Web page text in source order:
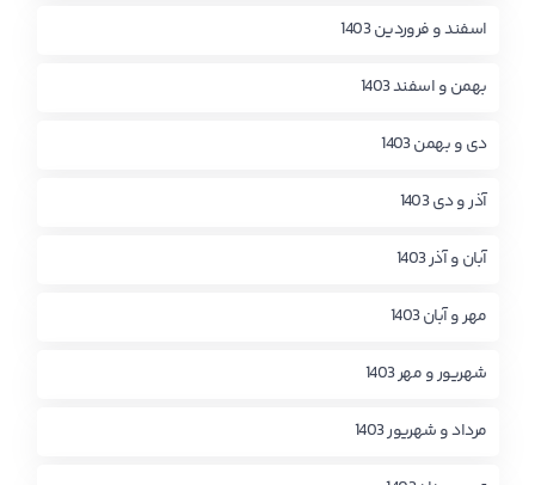
اسفند و فروردین 1403
بهمن و اسفند 1403
دی و بهمن 1403
آذر و دی 1403
آبان و آذر 1403
مهر و آبان 1403
شهریور و مهر 1403
مرداد و شهریور 1403